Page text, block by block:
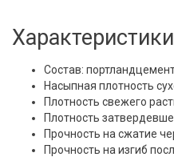
Характеристики
Состав:
Насыпная плотность
Плотность свежего
Плотность
Прочность на сжатие
Прочность на изгиб